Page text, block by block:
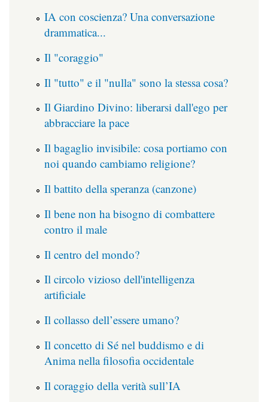
IA con coscienza? Una conversazione
drammatica...
Il "coraggio"
Il "tutto" e il "nulla" sono la stessa cosa?
Il Giardino Divino: liberarsi dall'ego per
abbracciare la pace
Il bagaglio invisibile: cosa portiamo con
noi quando cambiamo religione?
Il battito della speranza (canzone)
Il bene non ha bisogno di combattere
contro il male
Il centro del mondo?
Il circolo vizioso dell'intelligenza
artificiale
Il collasso dell’essere umano?
Il concetto di Sé nel buddismo e di
Anima nella filosofia occidentale
Il coraggio della verità sull’IA